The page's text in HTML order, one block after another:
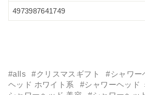
4973987641749
#alls #クリスマスギフト #シャワー
ヘッド ホワイト系
#シャワーヘッド